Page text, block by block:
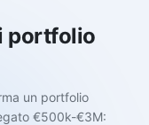
portfolio
un portfolio
€500k-€3M: